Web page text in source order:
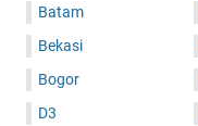
Batam
Bekasi
Bogor
D3